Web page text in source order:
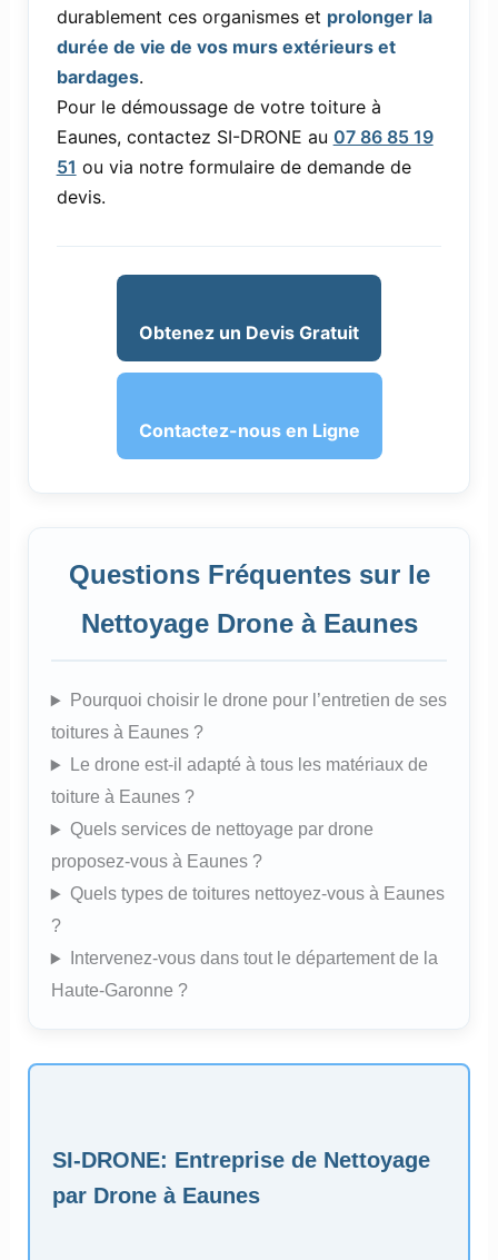
durablement ces organismes et prolonger la
durée de vie de vos murs extérieurs et
bardages.
Pour le démoussage de votre toiture à
Eaunes, contactez SI-DRONE au 07 86 85 19
51 ou via notre formulaire de demande de
devis.
Obtenez un Devis Gratuit
Contactez-nous en Ligne
Questions Fréquentes sur le
Nettoyage Drone à Eaunes
Pourquoi choisir le drone pour l’entretien de ses
toitures à Eaunes ?
Le drone est-il adapté à tous les matériaux de
toiture à Eaunes ?
Quels services de nettoyage par drone
proposez-vous à Eaunes ?
Quels types de toitures nettoyez-vous à Eaunes
?
Intervenez-vous dans tout le département de la
Haute-Garonne ?
SI-DRONE: Entreprise de Nettoyage
par Drone à Eaunes